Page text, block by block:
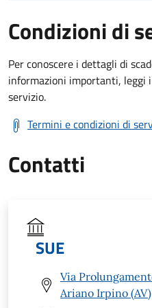
Condizioni di
Per conoscere i dettagli di
informazioni importanti, leggi
servizio.
Termini e condizioni di
Contatti
SUE
Via
Ariano Irpino (AV)